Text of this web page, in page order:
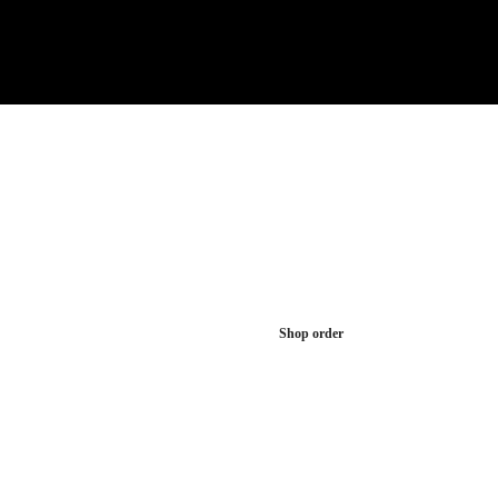
Shop order